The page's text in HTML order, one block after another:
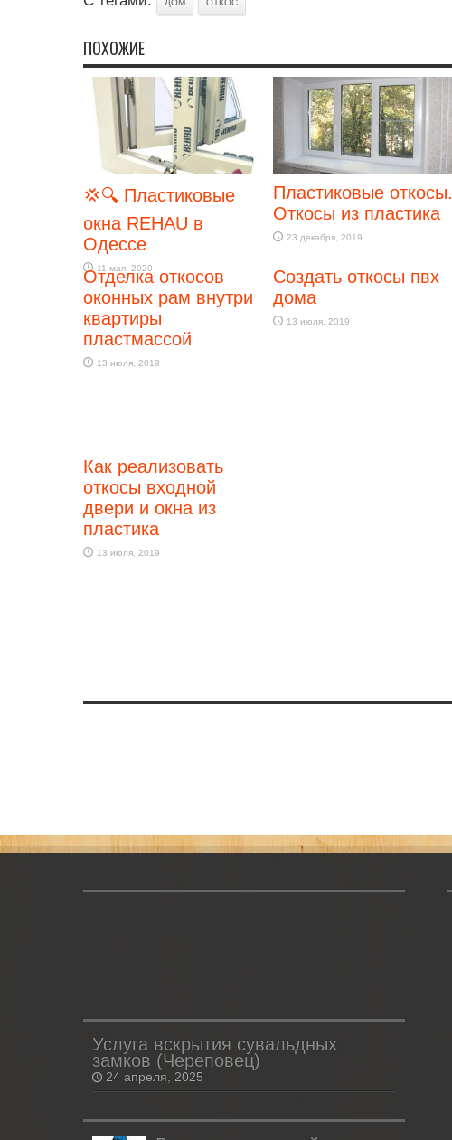
ДОМ ОТКОС
ПОХОЖИЕ
💢🔍 Пластиковые
окна REHAU в
Одессе
11 мая, 2020
Пластиковые откосы.
Откосы из пластика
23 декабря, 2019
Отделка откосов
оконных рам внутри
квартиры
пластмассой
13 июля, 2019
Создать откосы пвх
дома
13 июля, 2019
Как реализовать
откосы входной
двери и окна из
пластика
13 июля, 2019
Услуга вскрытия сувальдных
замков (Череповец)
24 апреля, 2025